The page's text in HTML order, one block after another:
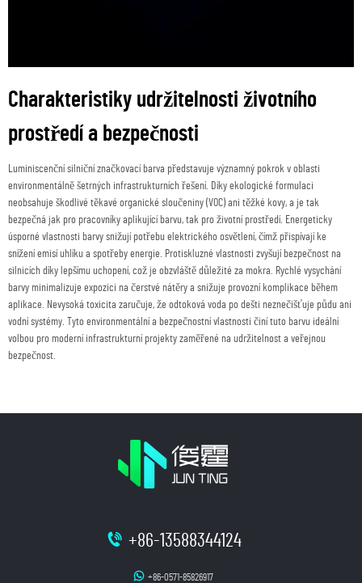
Charakteristiky udržitelnosti životního
prostředí a bezpečnosti
Luminiscenční silniční značkovací barva představuje významný pokrok v oblasti
environmentálně šetrných infrastrukturních řešení. Díky ekologické formulaci
neobsahuje škodlivé těkavé organické sloučeniny (VOC) ani těžké kovy, a je tak
bezpečná jak pro pracovníky aplikující barvu, tak pro životní prostředí. Energeticky
úsporné vlastnosti barvy snižují potřebu elektrického osvětlení, čímž přispívají ke
snížení emisí uhlíku a spotřeby energie. Protiskluzné vlastnosti zvyšují bezpečnost na
silnicích díky lepšímu uchopení, což je obzvláště důležité za mokra. Rychlé vysychání
barvy minimalizuje expozici na čerstvé nátěry a snižuje provozní komplikace během
aplikace. Nevysoká toxicita zaručuje, že odtoková voda po dešti neznečišťuje půdu ani
vodní systémy. Tyto environmentální a bezpečnostní vlastnosti činí tuto barvu ideální
volbou pro moderní infrastrukturní projekty zaměřené na udržitelnost a veřejnou
bezpečnost.
+86-13588344124
+86-0571-85826917